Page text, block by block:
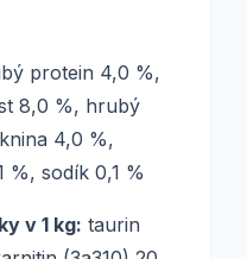
protein 4,0 %,
8,0 %, hrubý
4,0 %,
%, sodík 0,1 %
v 1 kg: taurin